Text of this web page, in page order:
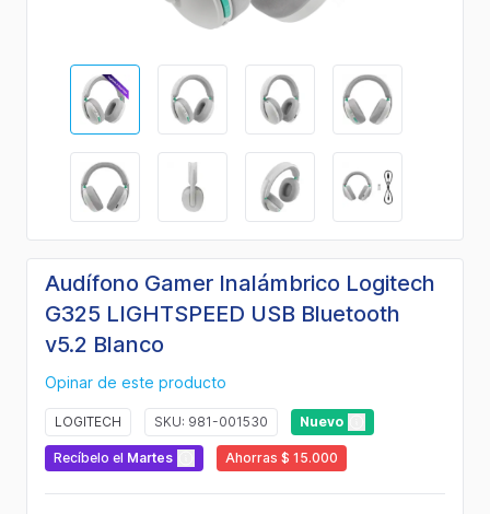
Audífono Gamer Inalámbrico Logitech
G325 LIGHTSPEED USB Bluetooth
v5.2 Blanco
Opinar de este producto
LOGITECH SKU: 981-001530 Nuevo
Recíbelo el Martes Ahorras $ 15.000